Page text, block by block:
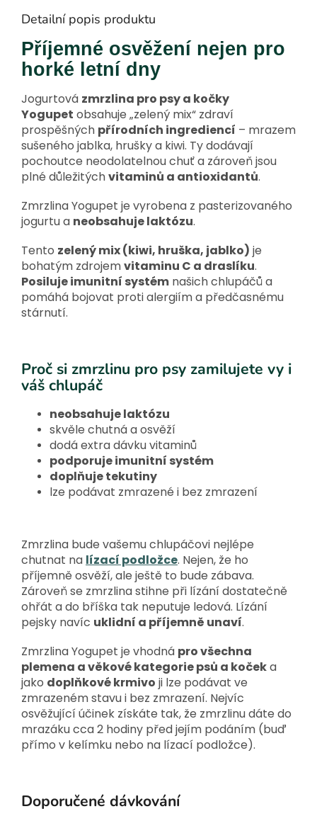
Detailní popis produktu
Příjemné osvěžení nejen pro
horké letní dny
Jogurtová zmrzlina pro psy a kočky
Yogupet obsahuje „zelený mix“ zdraví
prospěšných přírodních ingrediencí – mrazem
sušeného jablka, hrušky a kiwi. Ty dodávají
pochoutce neodolatelnou chuť a zároveň jsou
plné důležitýchvitaminů a antioxidantů.
Zmrzlina Yogupet je vyrobena z pasterizovaného
jogurtu a neobsahuje laktózu.
Tento zelený mix (kiwi, hruška, jablko) je
bohatým zdrojemvitaminu C a draslíku.
Posiluje imunitní systém našich chlupáčů a
pomáhá bojovat proti alergiím a předčasnému
stárnutí.
Proč si zmrzlinu pro psy zamilujete vy i
váš chlupáč
neobsahuje laktózu
skvěle chutná a osvěží
dodá extra dávku vitaminů
podporuje imunitní systém
doplňuje tekutiny
lze podávat zmrazené i bez zmrazení
Zmrzlina bude vašemu chlupáčovi nejlépe
chutnat na lízací podložce. Nejen, že ho
příjemně osvěží, ale ještě to bude zábava.
Zároveň se zmrzlina stihne při lízání dostatečně
ohřát a do bříška tak neputuje ledová. Lízání
pejsky navíc uklidní a příjemně unaví.
Zmrzlina Yogupet je vhodná pro všechna
plemena a věkové kategorie psů a kočeka
jako doplňkové krmivo ji lze podávat ve
zmrazeném stavu i bez zmrazení. Nejvíc
osvěžující účinek získáte tak, že zmrzlinu dáte do
mrazáku cca 2 hodiny před jejím podáním (buď
přímo v kelímku nebo na lízací podložce).
Doporučené dávkování